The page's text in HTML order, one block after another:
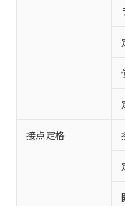
接点定格
ご利
以下の条
ご利用く
本サ
商品
(税
当社
対応予定
有に対応
対応予定
非含有に
定はあり
調査・確
非含有の対
非該当品
害物質有
※1 中国
「○」：
基準値以